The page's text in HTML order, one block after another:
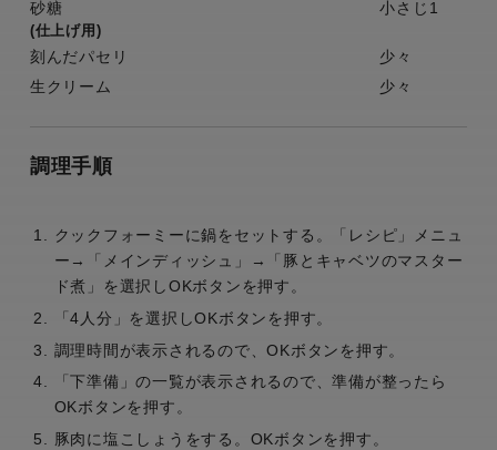
砂糖
小さじ1
(仕上げ用)
刻んだパセリ
少々
生クリーム
少々
調理手順
クックフォーミーに鍋をセットする。「レシピ」メニュ
ー→「メインディッシュ」→「豚とキャベツのマスター
ド煮」を選択しOKボタンを押す。
「4人分」を選択しOKボタンを押す。
調理時間が表示されるので、OKボタンを押す。
「下準備」の一覧が表示されるので、準備が整ったら
OKボタンを押す。
豚肉に塩こしょうをする。OKボタンを押す。